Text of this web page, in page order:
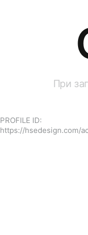
При
PROFILE ID:
https://hsedesign.com/